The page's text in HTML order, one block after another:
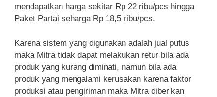
mendapatkan harga sekitar Rp 22 ribu/pcs hingga
Paket Partai seharga Rp 18,5 ribu/pcs.
Karena sistem yang digunakan adalah jual putus
maka Mitra tidak dapat melakukan retur bila ada
produk yang kurang diminati, namun bila ada
produk yang mengalami kerusakan karena faktor
produksi atau pengiriman maka Mitra diberikan